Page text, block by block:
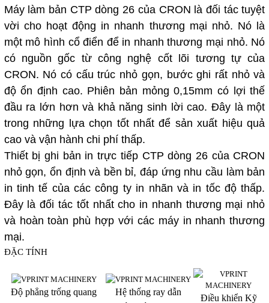
Máy làm bản CTP dòng 26 của CRON là đối tác tuyệt
vời cho hoạt động in nhanh thương mại nhỏ. Nó là
một mô hình cổ điển để in nhanh thương mại nhỏ. Nó
có nguồn gốc từ công nghệ cốt lõi tương tự của
CRON. Nó có cấu trúc nhỏ gọn, bước ghi rất nhỏ và
độ ổn định cao. Phiên bản mỏng 0,15mm có lợi thế
đầu ra lớn hơn và khả năng sinh lời cao. Đây là một
trong những lựa chọn tốt nhất để sản xuất hiệu quả
cao và vận hành chi phí thấp.
Thiết bị ghi bản in trực tiếp CTP dòng 26 của CRON
nhỏ gọn, ổn định và bền bỉ, đáp ứng nhu cầu làm bản
in tinh tế của các công ty in nhãn và in tốc độ thấp.
Đây là đối tác tốt nhất cho in nhanh thương mại nhỏ
và hoàn toàn phù hợp với các máy in nhanh thương
mại.
ĐẶC TÍNH
Độ phẳng trống quang
Hệ thống ray dẫn
Điều khiển Kỹ